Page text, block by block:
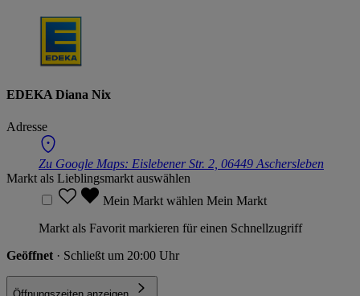
EDEKA Diana Nix
Adresse
Zu Google Maps: Eislebener Str. 2, 06449 Aschersleben
Markt als Lieblingsmarkt auswählen
Mein Markt wählen Mein Markt
Markt als Favorit markieren für einen Schnellzugriff
Geöffnet · Schließt um 20:00 Uhr